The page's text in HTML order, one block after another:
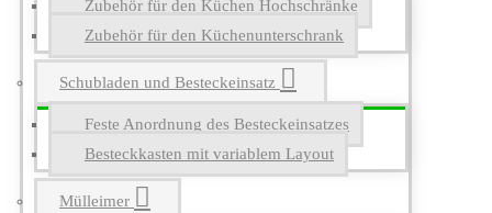
Zubehör für den Küchen Hochschränke
Zubehör für den Küchenunterschrank
Schubladen und Besteckeinsatz
Feste Anordnung des Besteckeinsatzes
Besteckkasten mit variablem Layout
Mülleimer